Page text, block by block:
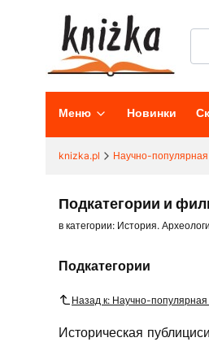
Меню Новинки
knizka.pl Научно-
Подкатегории и
в категории: История.
Подкатегории
Назад к: Научно-популярная
Историческая